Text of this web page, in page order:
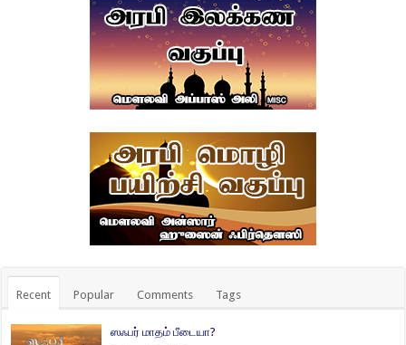
Recent Popular Comments Tags
ஸஃபர் மாதம் பீடையா?